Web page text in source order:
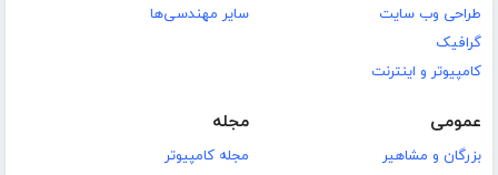
طراحی وب سایت
گرافیک
کامپیوتر و اینترنت
سایر مهندسی‌ها
عمومی
بزرگان و مشاهیر
مجله
مجله کامپیوتر